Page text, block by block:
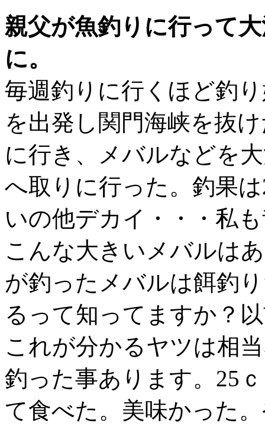
親父が魚釣りに行って
に。
毎週釣りに行くほど釣
を出発し関門海峡を抜
に行き、メバルなどを
へ取りに行った。釣果
いの他デカイ・・・私
こんな大きいメバルは
が釣ったメバルは餌釣
るって知ってますか？
これが分かるヤツは相
釣った事あります。25
て食べた。美味かった